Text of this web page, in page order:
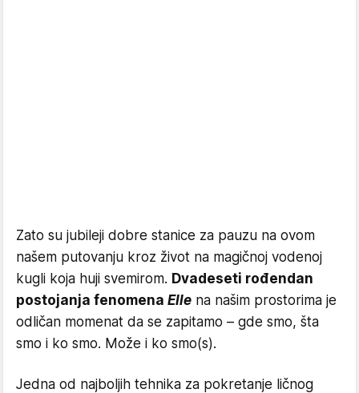
Zato su jubileji dobre stanice za pauzu na ovom
našem putovanju kroz život na magičnoj vodenoj
kugli koja huji svemirom. Dvadeseti rođendan
postojanja fenomena Elle na našim prostorima je
odličan momenat da se zapitamo – gde smo, šta
smo i ko smo. Može i ko smo(s).
Jedna od najboljih tehnika za pokretanje ličnog